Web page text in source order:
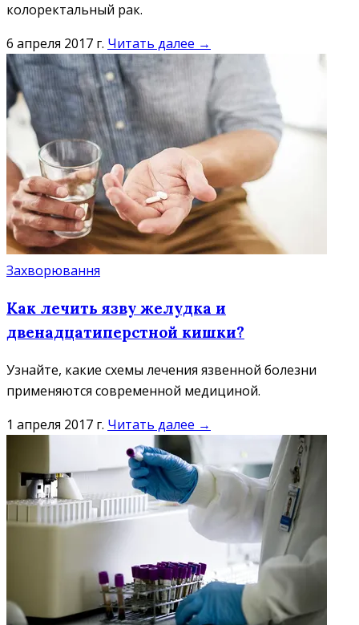
колоректальный рак.
6 апреля 2017 г. Читать далее →
Захворювання
Как лечить язву желудка и
двенадцатиперстной кишки?
Узнайте, какие схемы лечения язвенной болезни
применяются современной медициной.
1 апреля 2017 г. Читать далее →